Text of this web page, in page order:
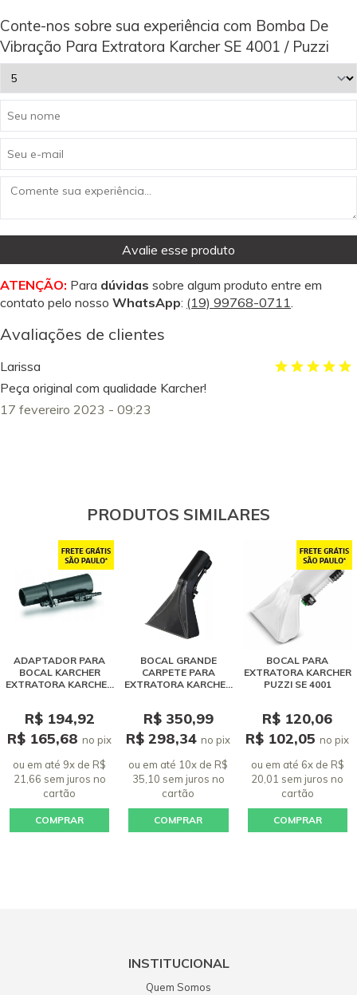
Conte-nos sobre sua experiência com Bomba De
Vibração Para Extratora Karcher SE 4001 / Puzzi
Avalie esse produto
ATENÇÃO: Para dúvidas sobre algum produto entre em
contato pelo nosso WhatsApp: (19) 99768-0711.
Avaliações de clientes
Larissa
Peça original com qualidade Karcher!
17 fevereiro 2023 - 09:23
PRODUTOS SIMILARES
ADAPTADOR PARA
BOCAL KARCHER
EXTRATORA KARCHER
R$ 194,92
R$ 165,68no pix
ou em até 9x de R$
21,66 sem juros no
cartão
COMPRAR
BOCAL GRANDE
CARPETE PARA
EXTRATORA KARCHER
R$ 350,99
R$ 298,34no pix
ou em até 10x de R$
35,10 sem juros no
cartão
COMPRAR
BOCAL PARA
EXTRATORA KARCHER
PUZZI SE 4001
R$ 120,06
R$ 102,05no pix
ou em até 6x de R$
20,01 sem jurosno
cartão
COMPRAR
INSTITUCIONAL
Quem Somos